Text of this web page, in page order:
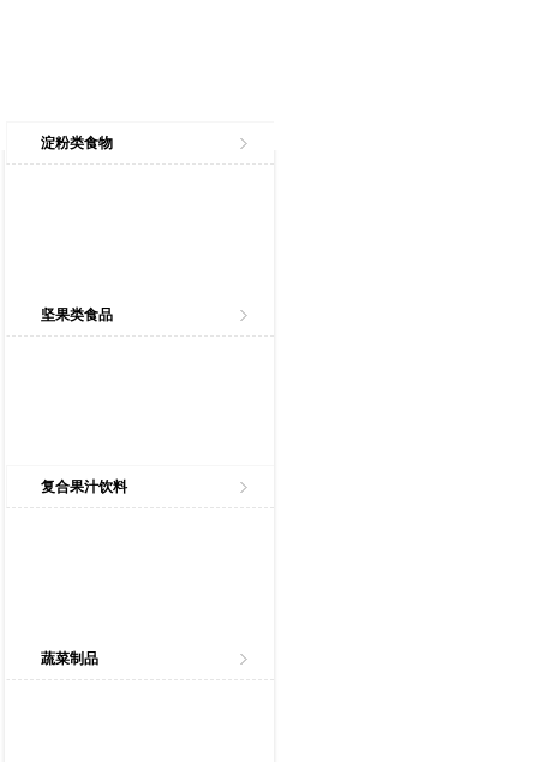
淀粉类食物
坚果类食品
复合果汁饮料
蔬菜制品